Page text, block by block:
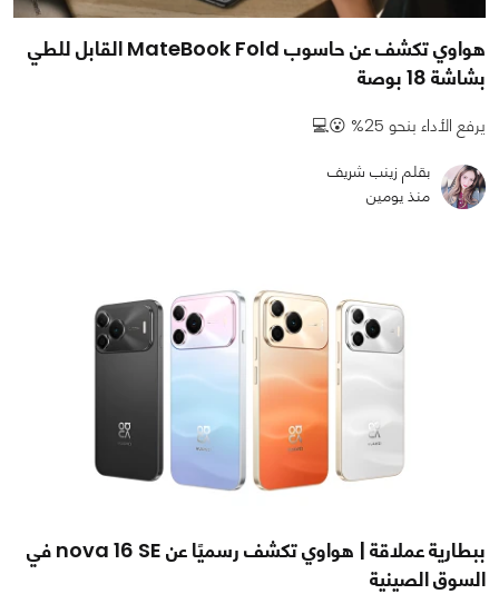
هواوي تكشف عن حاسوب MateBook Fold القابل للطي
بشاشة 18 بوصة
يرفع الأداء بنحو 25% 😮💻
بقلم زينب شريف
منذ يومين
ببطارية عملاقة | هواوي تكشف رسميًا عن nova 16 SE في
السوق الصينية